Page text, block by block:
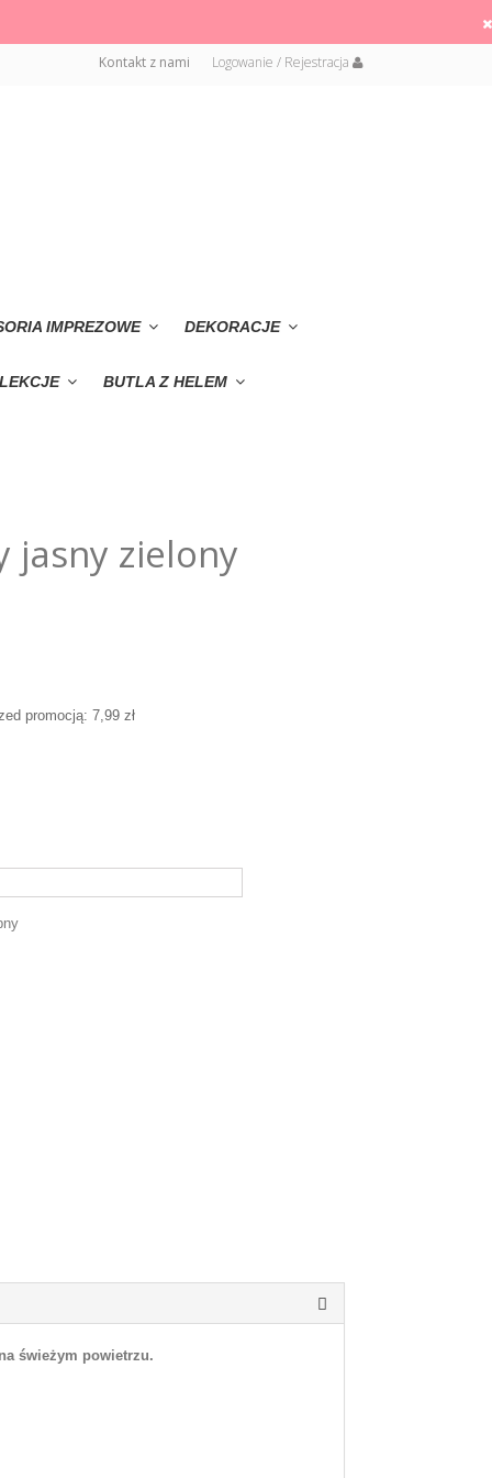
Logowanie / Rejestracja
Kontakt z nami
IMPREZOWE DEKORACJE
BUTLA Z HELEM
jasny zielony
promocją: 7,99 zł
świeżym powietrzu.